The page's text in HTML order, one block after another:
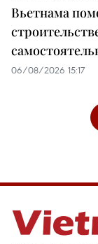
Вьетнама
06/08/2026 15:17